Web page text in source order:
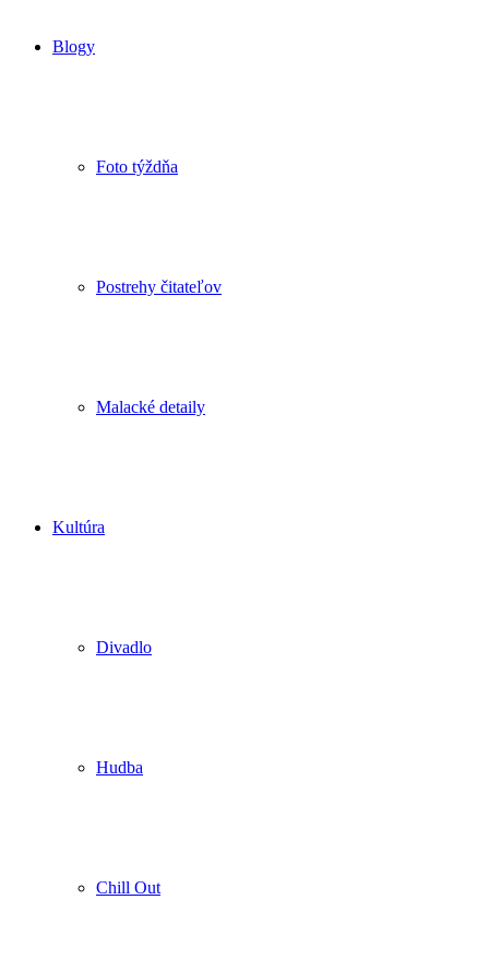
Blogy
Foto týždňa
Postrehy čitateľov
Malacké detaily
Kultúra
Divadlo
Hudba
Chill Out